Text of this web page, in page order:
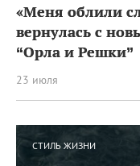
«Меня облили
вернулась с
“Орла и Решки”
23 июля
СТИЛЬ ЖИЗНИ